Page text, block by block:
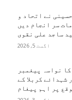
نے اتحاد و
سر انجام دیں
ساجد علی نقوی
اگست 5, 2026
نواسہ پیغمبر
شہدائے کربلا کے
پر اہم پیغام